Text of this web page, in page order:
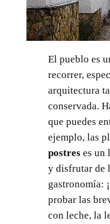
El pueblo es
recorrer,
arquitectura
conservada.
que puedes
ejemplo, las
postres es un
y disfrutar de
gastronomía:
probar las
con leche, la